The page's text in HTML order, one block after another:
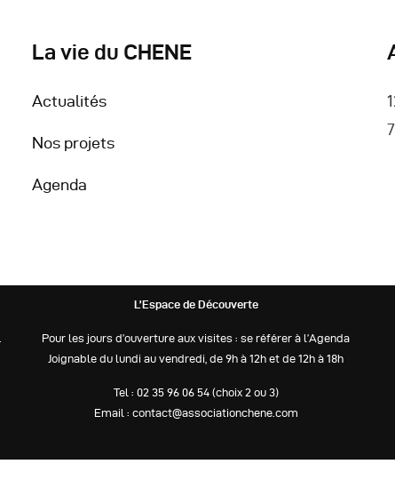
La vie du CHENE
Actualités
Nos projets
Agenda
L’Espace de Découverte
Pour les jours d’ouverture aux visites : se référer à l’Agenda
Joignable du lundi au vendredi, de 9h à 12h et de 12h à 18h
Tel : 02 35 96 06 54 (choix 2 ou 3)
Email : contact@associationchene.com